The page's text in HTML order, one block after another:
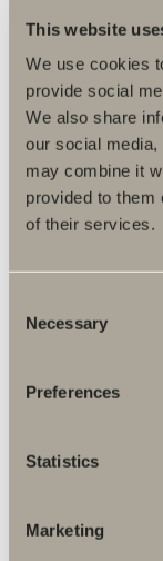
This website
We use cookies
provide social
We also share
our social
may combine it
provided to them
of their services.
Selection
Necessary
Preferences
Statistics
Marketing
Asentaisitko
peilikaapin,